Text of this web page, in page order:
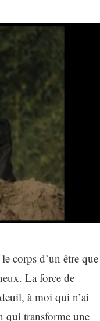
corps d’un être que
La force de
à moi qui n’ai
qui transforme une